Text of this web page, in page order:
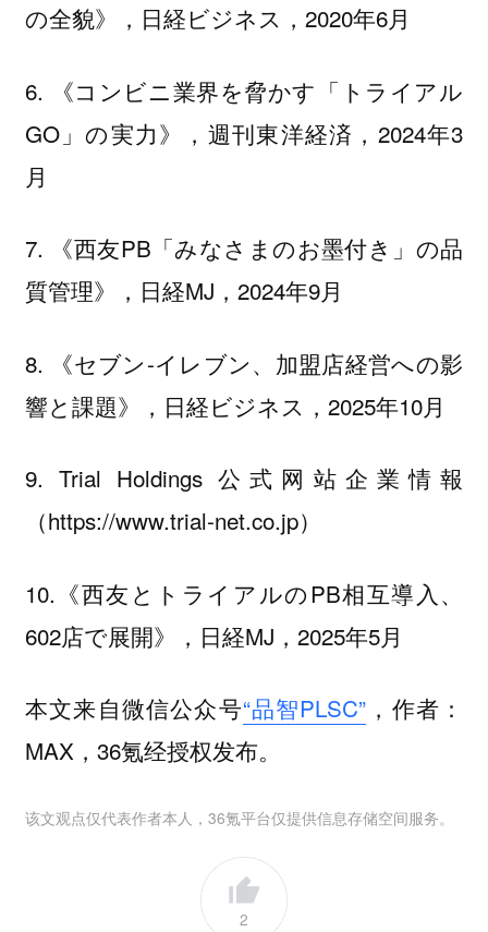
の全貌》，日経ビジネス，2020年6月
6. 《コンビニ業界を脅かす「トライアル
GO」の実力》，週刊東洋経済，2024年3
月
7. 《西友PB「みなさまのお墨付き」の品
質管理》，日経MJ，2024年9月
8. 《セブン-イレブン、加盟店経営への影
響と課題》，日経ビジネス，2025年10月
9. Trial Holdings 公式网站企業情報
（https://www.trial-net.co.jp）
10.《西友とトライアルのPB相互導入、
602店で展開》，日経MJ，2025年5月
本文来自微信公众号“品智PLSC” ，作者：
MAX，36氪经授权发布。
该文观点仅代表作者本人，36氪平台仅提供信息存储空间服务。
2